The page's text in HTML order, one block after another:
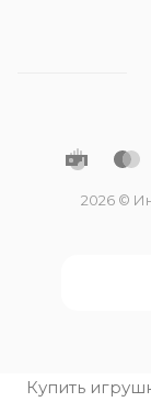
2026 ©
Купить